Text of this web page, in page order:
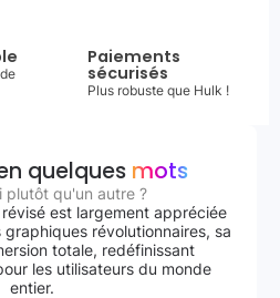
Paiements
sécurisés
Plus robuste que Hulk !
quelques mots
plutôt qu'un autre ?
est largement appréciée
révolutionnaires, sa
totale, redéfinissant
les utilisateurs du monde
entier.